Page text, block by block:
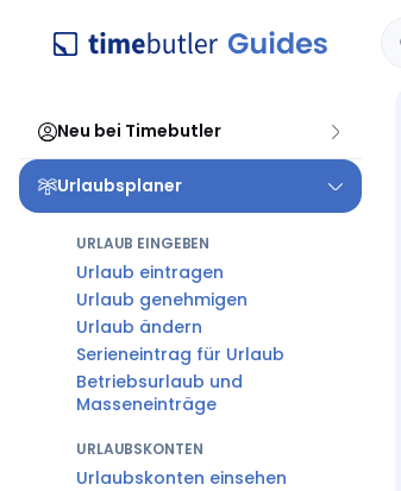
Neu bei Timebutler
Urlaubsplaner
URLAUB EINGEBEN
Urlaub eintragen
Urlaub genehmigen
Urlaub ändern
Serieneintrag für Urlaub
Betriebsurlaub und
Masseneinträge
URLAUBSKONTEN
Urlaubskonten einsehen